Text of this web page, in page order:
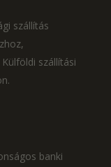
szállítás
banki